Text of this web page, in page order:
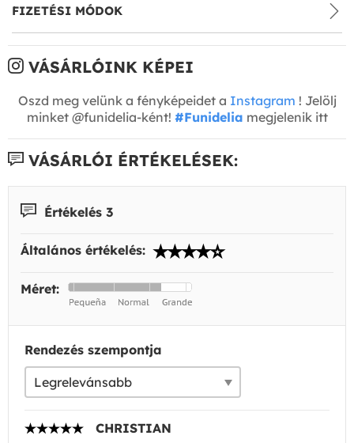
FIZETÉSI MÓDOK
VÁSÁRLÓINK KÉPEI
Oszd meg velünk a fényképeidet a Instagram ! Jelölj
minket @funidelia-ként! #Funidelia megjelenik itt
VÁSÁRLÓI ÉRTÉKELÉSEK:
Értékelés 3
Általános értékelés:
Méret:
Rendezés szempontja
CHRISTIAN